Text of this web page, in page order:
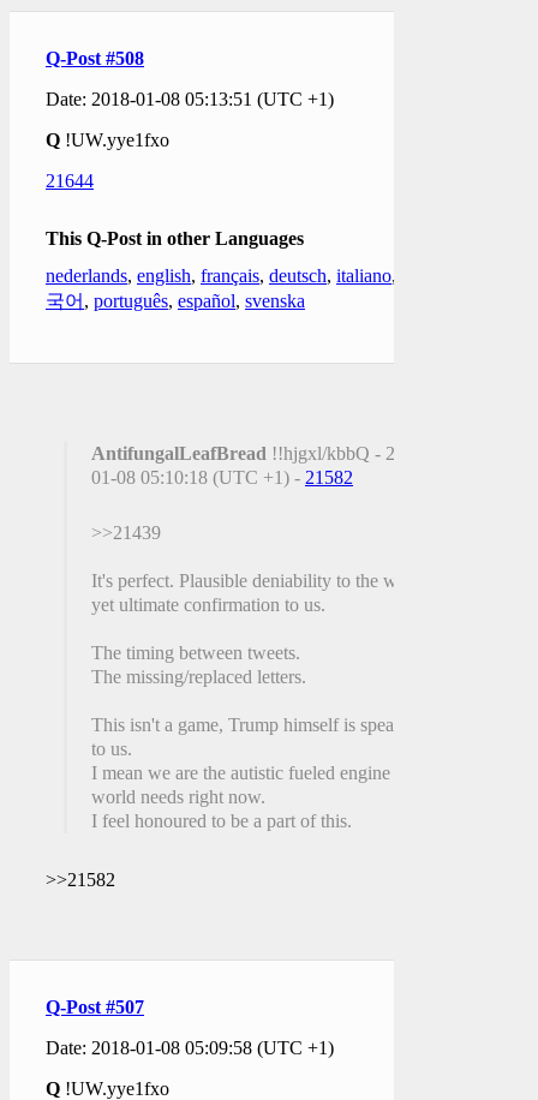
Q-Post #508
Date: 2018-01-08 05:13:51 (UTC +1)
Q !UW.yye1fxo
21644
This Q-Post in other Languages
nederlands, english, français, deutsch, italiano,
국어 , português, español, svenska
AntifungalLeafBread !!hjgxl/kbbQ - 2018-
01-08 05:10:18 (UTC +1) - 21582
>>21439
It's perfect. Plausible deniability to the world
yet ultimate confirmation to us.
The timing between tweets.
The missing/replaced letters.
This isn't a game, Trump himself is speaking
to us.
I mean we are the autistic fueled engine the
world needs right now.
I feel honoured to be a part of this.
>>21582
Q-Post #507
Date: 2018-01-08 05:09:58 (UTC +1)
Q !UW.yye1fxo